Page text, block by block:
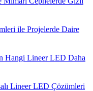
ile Projelerde Daire
Hangi Lineer LED Daha
Lineer LED Çözümleri